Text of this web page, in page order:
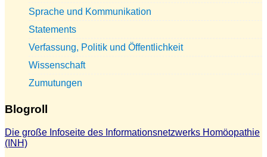
Sprache und Kommunikation
Statements
Verfassung, Politik und Öffentlichkeit
Wissenschaft
Zumutungen
Blogroll
Die große Infoseite des Informationsnetzwerks Homöopathie
(INH)